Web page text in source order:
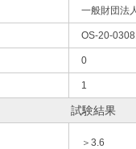
一般財団法
OS-20-
0
1
試験結果
＞3.6